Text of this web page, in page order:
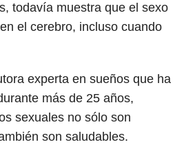
todavía muestra que el sexo
el cerebro, incluso cuando
experta en sueños que ha
más de 25 años,
sexuales no sólo son
son saludables.